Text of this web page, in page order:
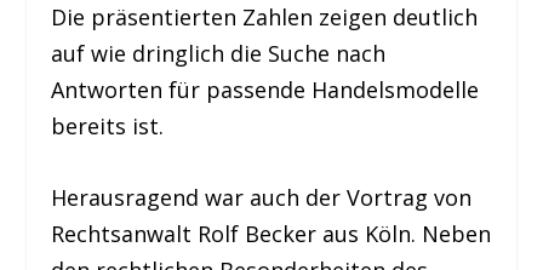
Die präsentierten Zahlen zeigen deutlich
auf wie dringlich die Suche nach
Antworten für passende Handelsmodelle
bereits ist.
Herausragend war auch der Vortrag von
Rechtsanwalt Rolf Becker aus Köln. Neben